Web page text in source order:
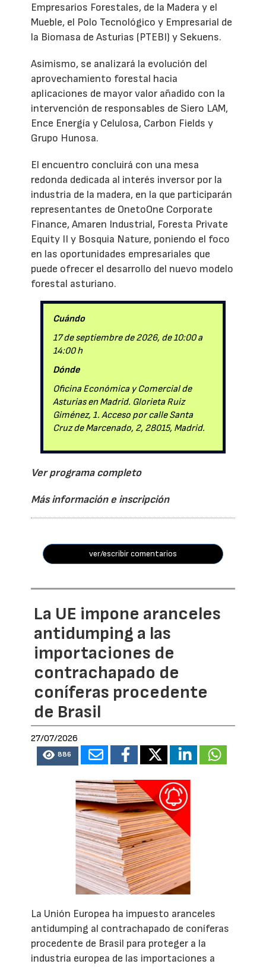
Empresarios Forestales, de la Madera y el
Mueble, el Polo Tecnológico y Empresarial de
la Biomasa de Asturias (PTEBI) y Sekuens.
Asimismo, se analizará la evolución del
aprovechamiento forestal hacia
aplicaciones de mayor valor añadido con la
intervención de responsables de Siero LAM,
Ence Energía y Celulosa, Carbon Fields y
Grupo Hunosa.
El encuentro concluirá con una mesa
redonda dedicada al interés inversor por la
industria de la madera, en la que participarán
representantes de OnetoOne Corporate
Finance, Amaren Industrial, Foresta Private
Equity II y Bosquia Nature, poniendo el foco
en las oportunidades empresariales que
puede ofrecer el desarrollo del nuevo modelo
forestal asturiano.
Cuándo
17 de septiembre de 2026, de 10:00 a
14:00 h
Dónde
Oficina Económica y Comercial de
Asturias en Madrid. Glorieta Ruiz
Giménez, 1. Acceso por calle Santa
Cruz de Marcenado, 2, 28015, Madrid.
Ver programa completo
Más información e inscripción
ver/escribir comentarios
La UE impone aranceles
antidumping a las
importaciones de
contrachapado de
coníferas procedente
de Brasil
27/07/2026
886
La Unión Europea ha impuesto aranceles
antidumping al contrachapado de coníferas
procedente de Brasil para proteger a la
industria europea de las importaciones a